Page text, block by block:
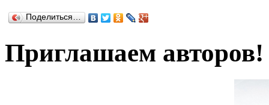
Поделиться…
Приглашаем авторов!